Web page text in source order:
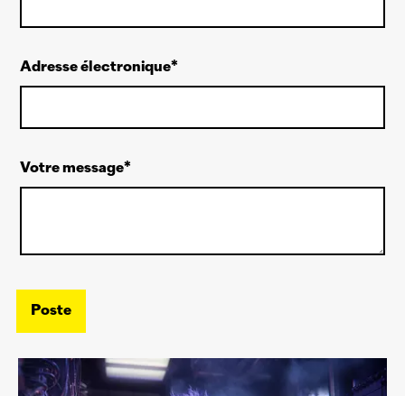
Adresse électronique
Votre message
Poste